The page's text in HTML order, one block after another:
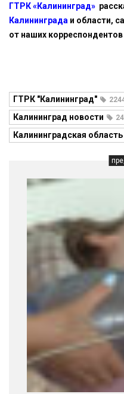
ГТРК «Калининград»
Калининграда и области,
от наших
ГТРК "Калининград"
Калининград новости
Калининградская область